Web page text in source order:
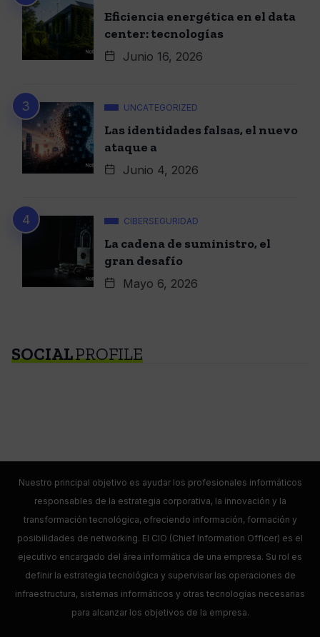
Eficiencia energética en el data
center: tecnologías
Junio 16, 2026
UNCATEGORIZED
Las identidades falsas, el nuevo
ataque a
Junio 4, 2026
CIBERSEGURIDAD
La cadena de suministro, el
gran desafío
Mayo 6, 2026
SOCIALPROFILE
Nuestro principal objetivo es ayudar los profesionales informáticos
responsables de la estrategia corporativa, la innovación y la
transformación tecnológica, ofreciendo información, formación y
posibilidades de networking. El CIO (Chief Information Officer) es el
ejecutivo encargado del área informática de una empresa. Su rol es
definir la estrategia tecnológica y supervisar las operaciones de
infraestructura, sistemas informáticos y otras tecnologías necesarias
para alcanzar los objetivos de la empresa.